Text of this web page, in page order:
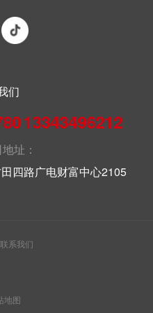
们
13343496212
址：
四路广电财富中心2105
联系我们
地图